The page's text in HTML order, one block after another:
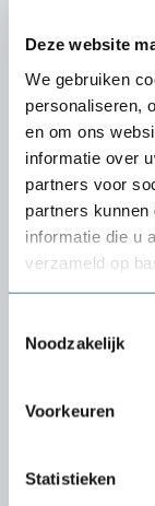
Deze website
We gebruiken
personaliseren,
en om ons
informatie over
partners voor
partners
informatie die u
verzameld op
Noodzakelijk
Voorkeuren
Statistieken
FR - MAT
Les
conception
caoutchouc
une...
Plus
l'essai